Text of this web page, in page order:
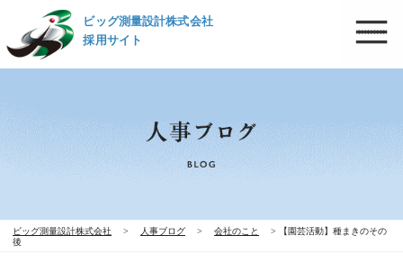
ビッグ測量設計株式会社
採用サイト
ビッグ測量設計株式会社 > 人事ブログ > 会社のこと >
【園芸活動】種まきのその
後